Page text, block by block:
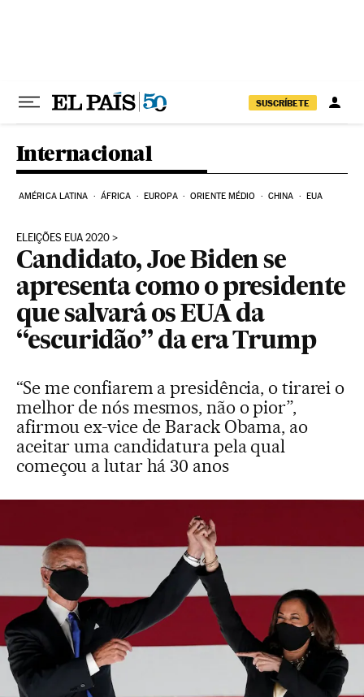
SUSCRÍBETE
Internacional
AMÉRICA LATINA ÁFRICA EUROPA ORIENTE MÉDIO CHINA EUA
ELEIÇÕES EUA 2020
Candidato, Joe Biden se
apresenta como o presidente
que salvará os EUA da
“escuridão” da era Trump
“Se me confiarem a presidência, o tirarei o
melhor de nós mesmos, não o pior”,
afirmou ex-vice de Barack Obama, ao
aceitar uma candidatura pela qual
começou a lutar há 30 anos